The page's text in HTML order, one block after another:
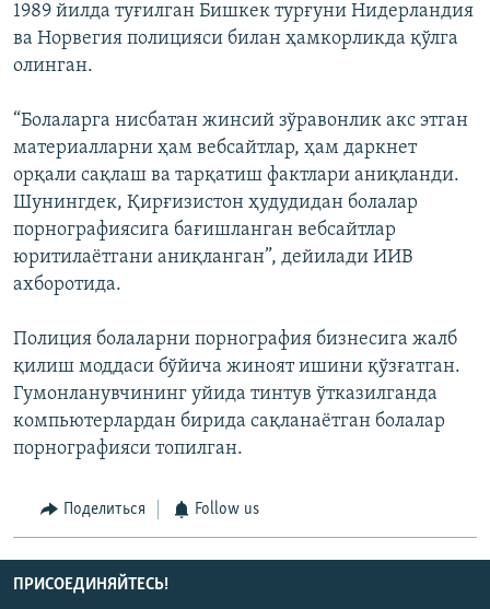
1989 йилда туғилган Бишкек турғуни Нидерландия
ва Норвегия полицияси билан ҳамкорликда қўлга
олинган.
“Болаларга нисбатан жинсий зўравонлик акс этган
материалларни ҳам вебсайтлар, ҳам даркнет
орқали сақлаш ва тарқатиш фактлари аниқланди.
Шунингдек, Қирғизистон ҳудудидан болалар
порнографиясига бағишланган вебсайтлар
юритилаётгани аниқланган”, дейилади ИИВ
ахборотида.
Полиция болаларни порнография бизнесига жалб
қилиш моддаси бўйича жиноят ишини қўзғатган.
Гумонланувчининг уйида тинтув ўтказилганда
компьютерлардан бирида сақланаётган болалар
порнографияси топилган.
Поделиться Follow us
ПРИСОЕДИНЯЙТЕСЬ!